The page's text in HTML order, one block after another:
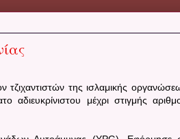
τζιχαντιστών της ισλαμικής
μέχρι στιγμής